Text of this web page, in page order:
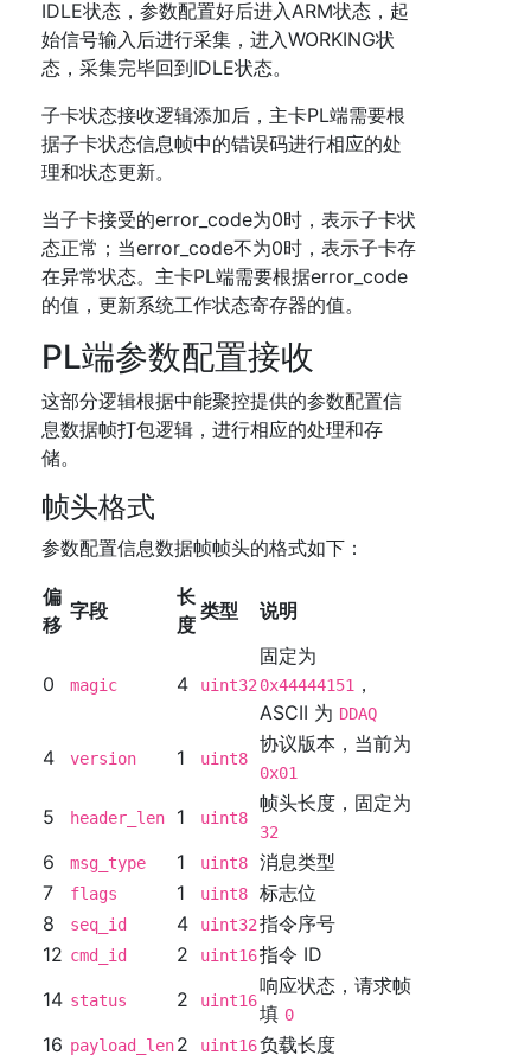
IDLE状态，参数配置好后进入ARM状态，起
始信号输入后进行采集，进入WORKING状
态，采集完毕回到IDLE状态。
子卡状态接收逻辑添加后，主卡PL端需要根
据子卡状态信息帧中的错误码进行相应的处
理和状态更新。
当子卡接受的error_code为0时，表示子卡状
态正常；当error_code不为0时，表示子卡存
在异常状态。主卡PL端需要根据error_code
的值，更新系统工作状态寄存器的值。
PL端参数配置接收
这部分逻辑根据中能聚控提供的参数配置信
息数据帧打包逻辑，进行相应的处理和存
储。
帧头格式
参数配置信息数据帧帧头的格式如下：
偏
移
字段
长
度
类型 说明
0 magic 4 uint32
固定为
0x44444151 ，
ASCII 为 DDAQ
4 version 1 uint8
协议版本，当前为
0x01
5 header_len 1 uint8
帧头长度，固定为
32
6 msg_type 1 uint8
消息类型
7
flags 1 uint8
标志位
8
seq_id 4 uint32指令序号
12 cmd_id 2 uint16指令 ID
14 status 2 uint16
响应状态，请求帧
填 0
16 payload_len2 uint16负载长度